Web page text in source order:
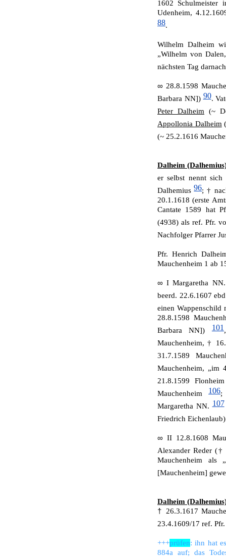
1602 Schulmeister
Udenheim,
88.
Wilhelm Dalheim
„Wilhelm von
nächsten Tag
∞ 28.8.1598
Barbara NN])90.
Peter Dalheim (~
Appollonia Dalheim
(~ 25.2.1616
Dalheim
er selbst nennt
Dalhemius96; †
20.1.1618 (erste
Cantate 1589 hat
(4938) als ref. Pfr.
Nachfolger Pfarrer
Pfr. Henrich
Mauchenheim 1 ab
∞I Margaretha
beerd. 22.6.1607
einen
28.8.1598
Barbara NN])101
Mauchenheim, †
31.7.1589
Mauchenheim, „im
21.8.1599
Mauchenheim106;
Margaretha NN.107
Fried­rich
∞ II 12.8.1608
Alexander Reder
Mauchenheim als
[Mauchenheim]
Dalheim
† 26.3.1617
23.4.1609/17 ref.
+++prüfen: ihn hat
884a auf; das